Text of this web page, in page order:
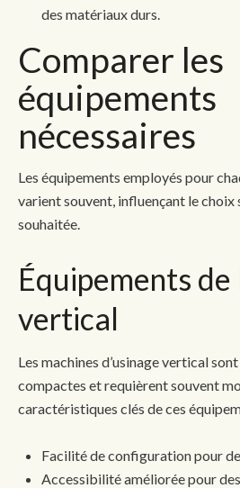
des matériaux durs.
Comparer les
équipements
nécessaires
Les équipements employés pour
varient souvent, influençant le choix
souhaitée.
Équipements de
vertical
Les machines d’usinage vertical
compactes et requièrent souvent
caractéristiques clés de ces
Facilité de configuration pour
Accessibilité améliorée pour